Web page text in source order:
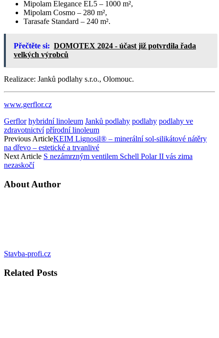
Mipolam Elegance EL5 – 1000 m²,
Mipolam Cosmo – 280 m²,
Tarasafe Standard – 240 m².
Přečtěte si: DOMOTEX 2024 - účast již potvrdila řada
velkých výrobců
Realizace: Janků podlahy s.r.o., Olomouc.
www.gerflor.cz
Gerflor hybridní linoleum Janků podlahy podlahy podlahy ve
zdravotnictví přírodní linoleum
Previous ArticleKEIM Lignosil® – minerální sol-silikátové nátěry
na dřevo – estetické a trvanlivé
Next Article S nezámrzným ventilem Schell Polar II vás zima
nezaskočí
About Author
Stavba-profi.cz
Related Posts